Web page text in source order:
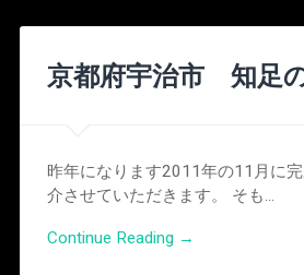
京都府宇治市 知足
昨年になります2011年の11月に
介させていただきます。 そも…
Continue Reading →